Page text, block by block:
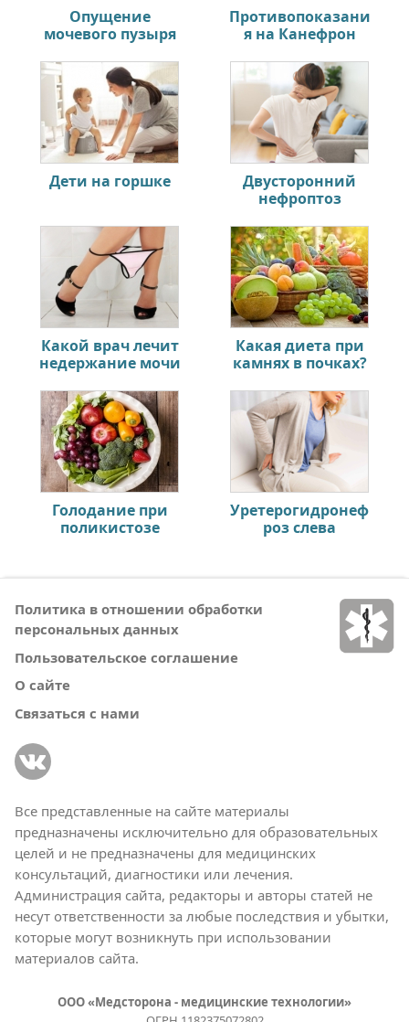
Опущение
мочевого пузыря
Противопоказани
я на Канефрон
Дети на горшке
Двусторонний
нефроптоз
Какой врач лечит
недержание мочи
Какая диета при
камнях в почках?
Голодание при
поликистозе
Уретерогидронеф
роз слева
Политика в отношении обработки
персональных данных
Пользовательское соглашение
О сайте
Связаться с нами
Все представленные на сайте материалы
предназначены исключительно для образовательных
целей и не предназначены для медицинских
консультаций, диагностики или лечения.
Администрация сайта, редакторы и авторы статей не
несут ответственности за любые последствия и убытки,
которые могут возникнуть при использовании
материалов сайта.
ООО «Медсторона - медицинские технологии»